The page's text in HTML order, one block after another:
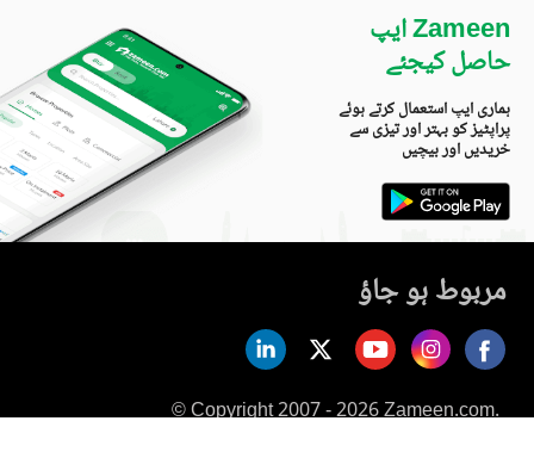
Zameen ایپ
حاصل کیجئے
ہماری ایپ استعمال کرتے ہوئے
پراپٹیز کو بہتر اور تیزی سے
خریدیں اور بیچیں
مربوط ہو جاؤ
© Copyright 2007 - 2026 Zameen.com.